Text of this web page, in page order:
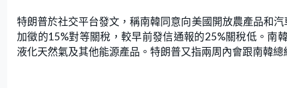
5
6
.
2
5
%
特朗普於社交平台發文，稱南韓同意向美國開放農產品和
加徵的15%對等關稅，較早前發信通報的25%關稅低。南
液化天然氣及其他能源產品。特朗普又指兩周內會跟南韓